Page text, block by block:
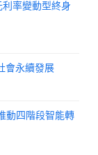
率變動型終身
會永續發展
動四階段智能轉